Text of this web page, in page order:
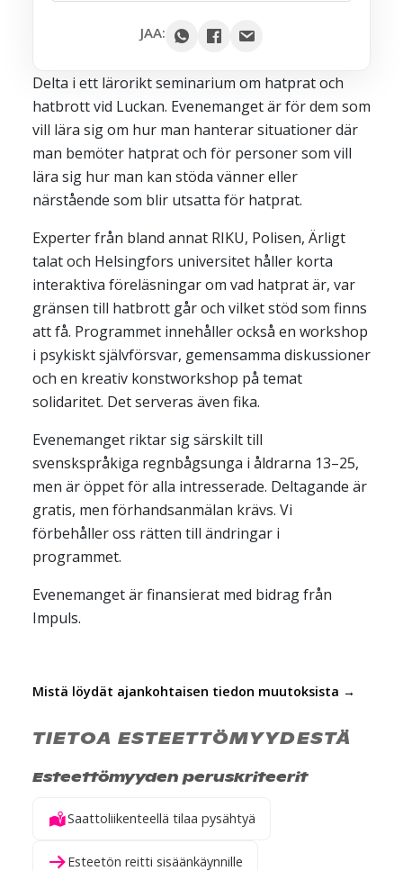
Delta i ett lärorikt seminarium om hatprat och
hatbrott vid Luckan. Evenemanget är för dem som
vill lära sig om hur man hanterar situationer där
man bemöter hatprat och för personer som vill
lära sig hur man kan stöda vänner eller
närstående som blir utsatta för hatprat.
Experter från bland annat RIKU, Polisen, Ärligt
talat och Helsingfors universitet håller korta
interaktiva föreläsningar om vad hatprat är, var
gränsen till hatbrott går och vilket stöd som finns
att få. Programmet innehåller också en workshop
i psykiskt självförsvar, gemensamma diskussioner
och en kreativ konstworkshop på temat
solidaritet. Det serveras även fika.
Evenemanget riktar sig särskilt till
svenskspråkiga regnbågsunga i åldrarna 13–25,
men är öppet för alla intresserade. Deltagande är
gratis, men förhandsanmälan krävs. Vi
förbehåller oss rätten till ändringar i
programmet.
Evenemanget är finansierat med bidrag från
Impuls.
Mistä löydät ajankohtaisen tiedon muutoksista →
TIETOA ESTEETTÖMYYDESTÄ
Esteettömyyden peruskriteerit
Saattoliikenteellä tilaa pysähtyä
Esteetön reitti sisäänkäynnille
Yahoo
iCal / .ics
JAA: